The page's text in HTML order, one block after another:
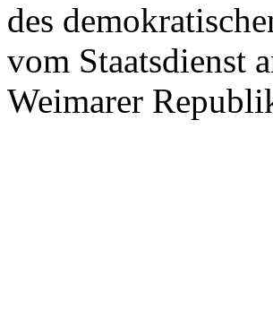
des
vom Staatsdienst
Weimarer